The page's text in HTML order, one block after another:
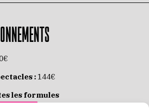
: 144€
les formules